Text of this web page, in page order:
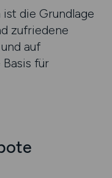
die Grundlage
zufriedene
auf
für